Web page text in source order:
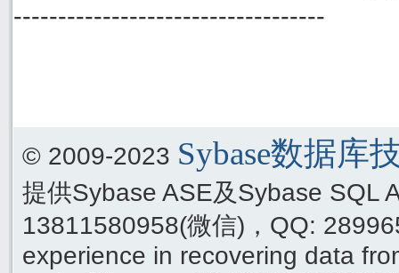
-----------------------------------
© 2009-2023 Sybase数据库
提供Sybase ASE及Sybase SQL
13811580958(微信)，QQ:
experience in recovering data